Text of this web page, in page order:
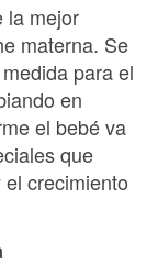
la mejor
materna. Se
para el
en
el bebé va
que
crecimiento